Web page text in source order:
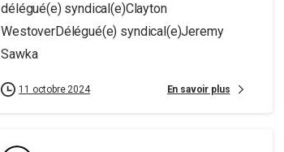
délégué(e) syndical(e)Clayton
WestoverDélégué(e) syndical(e)Jeremy
Sawka
11 octobre 2024 En savoir plus